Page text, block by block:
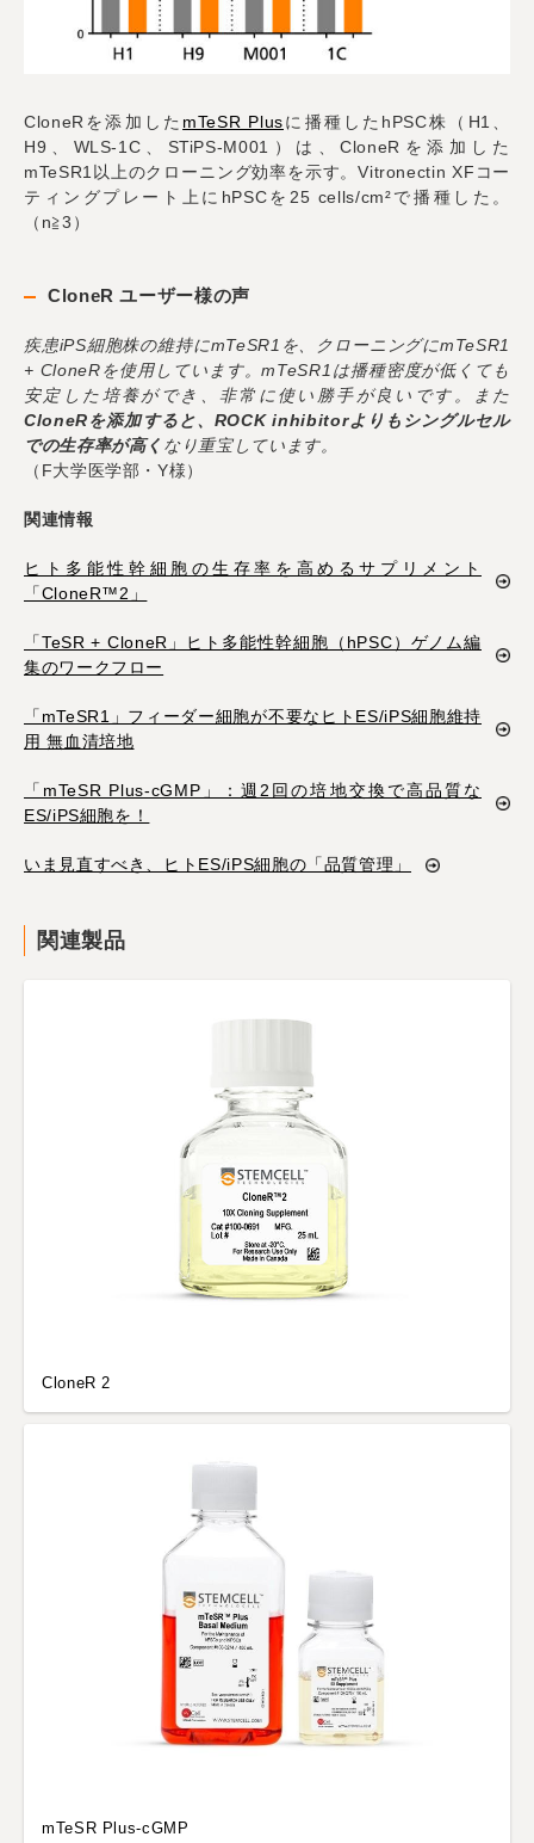
CloneR を添加した mTeSR Plusに播種した hPSC株 （ H1
H9
WLS-1C STiPS-M001 ）は、CloneR を添加した
mTeSR1 以上のクローニング効率を示す。Vitronectin XF コー
ティングプレート上に hPSCを 25 cells/cm²で播種した。
（ n≧3 ）
CloneR ユーザー様の声
疾患iPS細胞株の維持にmTeSR1を、クローニングにmTeSR1
+ CloneRを使用しています。mTeSR1は播種密度が低くても
安定した培養ができ、非常に使い勝手が良いです。また
CloneRを添加すると、ROCK inhibitorよりもシングルセル
での生存率が高く なり重宝しています。
（F大学医学部・Y様）
関連情報
ヒト多能性幹細胞の生存率を高めるサプリメント
「CloneR™2」
「TeSR + CloneR」ヒト多能性幹細胞（hPSC）ゲノム編
集のワークフロー
「mTeSR1」フィーダー細胞が不要なヒトES/iPS細胞維持
用 無血清培地
「mTeSR Plus-cGMP」：週2回の培地交換で高品質な
ES/iPS細胞を！
いま見直すべき、ヒトES/iPS細胞の「品質管理」
関連製品
CloneR 2
mTeSR Plus-cGMP